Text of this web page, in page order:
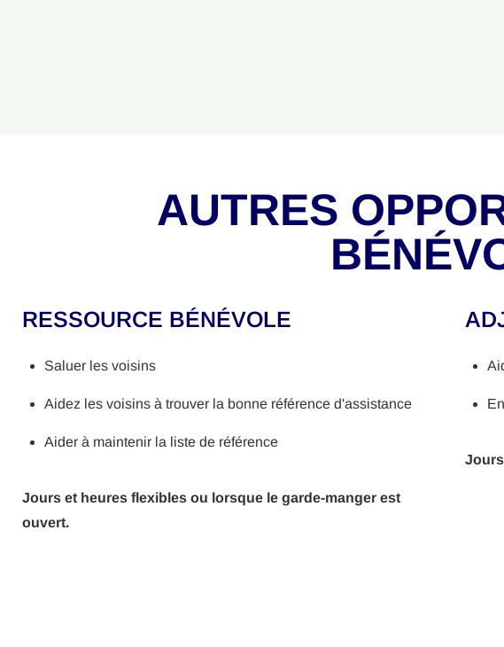
AUTRES
RESSOURCE BÉNÉVOLE
Saluer les voisins
Aidez les voisins à trouver la bonne référence d'assistance
Aider à maintenir la liste de référence
Jours et heures flexibles ou lorsque le garde-manger est
ouvert.